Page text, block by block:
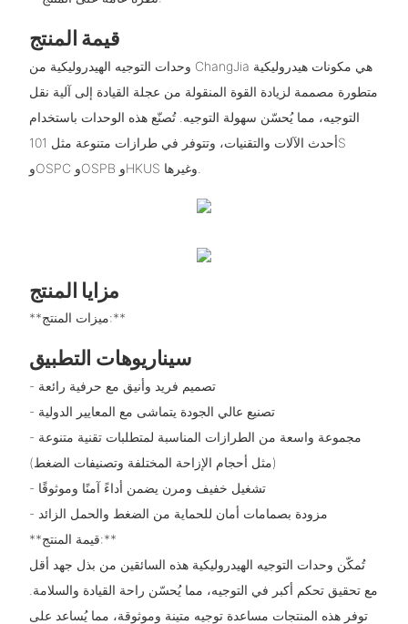
قيمة المنتج
وحدات التوجيه الهيدروليكية من ChangJia هي مكونات هيدروليكية
متطورة مصممة لزيادة القوة المنقولة من عجلة القيادة إلى آلية نقل
التوجيه، مما يُحسّن سهولة التوجيه. تُصنّع هذه الوحدات باستخدام
أحدث الآلات والتقنيات، وتتوفر في طرازات متنوعة مثل 101S
مزايا المنتج
**ميزات المنتج:**
سيناريوهات التطبيق
- تصميم فريد وأنيق مع حرفية رائعة
- تصنيع عالي الجودة يتماشى مع المعايير الدولية
- مجموعة واسعة من الطرازات المناسبة لمتطلبات تقنية متنوعة
(مثل أحجام الإزاحة المختلفة وتصنيفات الضغط)
- تشغيل خفيف ومرن يضمن أداءً آمنًا وموثوقًا
- مزودة بصمامات أمان للحماية من الضغط والحمل الزائد
**قيمة المنتج:**
تُمكّن وحدات التوجيه الهيدروليكية هذه السائقين من بذل جهد أقل
مع تحقيق تحكم أكبر في التوجيه، مما يُحسّن راحة القيادة والسلامة.
توفر هذه المنتجات مساعدة توجيه متينة وموثوقة، مما يُساعد على